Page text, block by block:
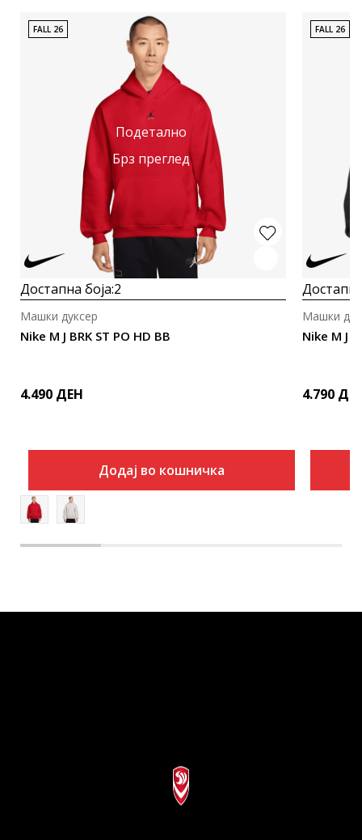
Подетално
Брз преглед
FALL 26
Достапна боја:2
Nike M J BRK ST PO HD BB
Машки дуксер
4.490 ДЕН
Додај во кошничка
FALL 26
Nike M J
Машки
4.790